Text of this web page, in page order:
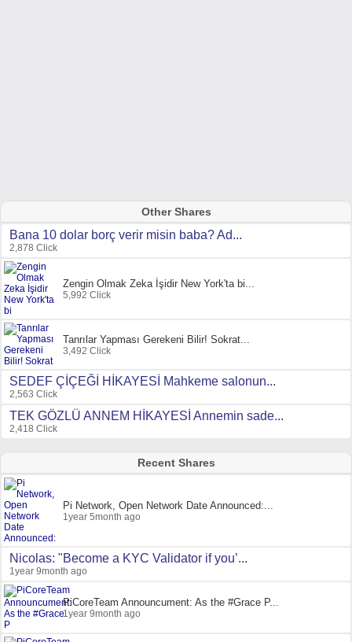
Other Shares
Bana 10 dolar borç verir misin baba? Ad...
2,878 Click
Zengin Olmak Zeka İşidir New York'ta bi...
5,992 Click
Tanrılar Yapması Gerekeni Bilir! Sokrat...
3,492 Click
SEDEF ÇİÇEĞİ HİKAYESİ Mahkeme salonun...
2,563 Click
TEK GÖZLÜ ANNEM HİKAYESİ Annemin sade...
2,418 Click
Recent Shares
Pi Network, Open Network Date Announced:...
1year 5month ago
Nicolas: "Become a KYC Validator if you’...
1year 9month ago
PiCoreTeam Announcument: As the #Grace P...
1year 9month ago